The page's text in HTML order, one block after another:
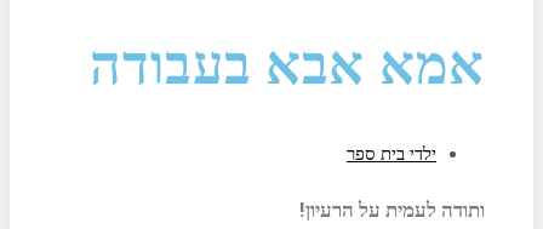
אמא אבא בעבודה
ילדי בית ספר
ותודה לעמית על הרעיון!